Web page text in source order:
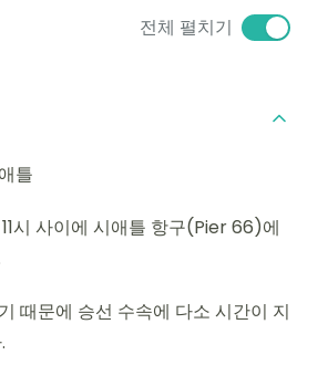
전체 펼치기
틀
시 사이에 시애틀 항구(Pier 66)에
때문에 승선 수속에 다소 시간이 지